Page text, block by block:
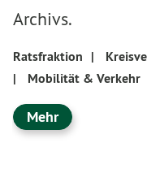
Archivs.
Ratsfraktion |
|
Mobilität & Verkehr
Mehr